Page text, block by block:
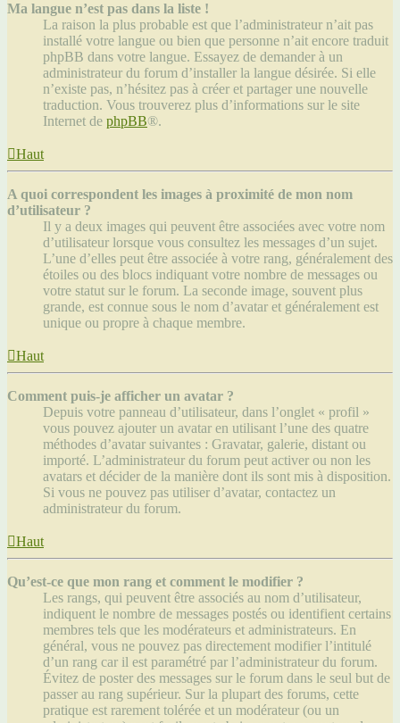
Ma langue n’est pas dans la liste !
La raison la plus probable est que l’administrateur n’ait pas
installé votre langue ou bien que personne n’ait encore traduit
phpBB dans votre langue. Essayez de demander à un
administrateur du forum d’installer la langue désirée. Si elle
n’existe pas, n’hésitez pas à créer et partager une nouvelle
traduction. Vous trouverez plus d’informations sur le site
Internet de phpBB®.
Haut
A quoi correspondent les images à proximité de mon nom
d’utilisateur ?
Il y a deux images qui peuvent être associées avec votre nom
d’utilisateur lorsque vous consultez les messages d’un sujet.
L’une d’elles peut être associée à votre rang, généralement des
étoiles ou des blocs indiquant votre nombre de messages ou
votre statut sur le forum. La seconde image, souvent plus
grande, est connue sous le nom d’avatar et généralement est
unique ou propre à chaque membre.
Haut
Comment puis-je afficher un avatar ?
Depuis votre panneau d’utilisateur, dans l’onglet « profil »
vous pouvez ajouter un avatar en utilisant l’une des quatre
méthodes d’avatar suivantes : Gravatar, galerie, distant ou
importé. L’administrateur du forum peut activer ou non les
avatars et décider de la manière dont ils sont mis à disposition.
Si vous ne pouvez pas utiliser d’avatar, contactez un
administrateur du forum.
Haut
Qu’est-ce que mon rang et comment le modifier ?
Les rangs, qui peuvent être associés au nom d’utilisateur,
indiquent le nombre de messages postés ou identifient certains
membres tels que les modérateurs et administrateurs. En
général, vous ne pouvez pas directement modifier l’intitulé
d’un rang car il est paramétré par l’administrateur du forum.
Évitez de poster des messages sur le forum dans le seul but de
passer au rang supérieur. Sur la plupart des forums, cette
pratique est rarement tolérée et un modérateur (ou un